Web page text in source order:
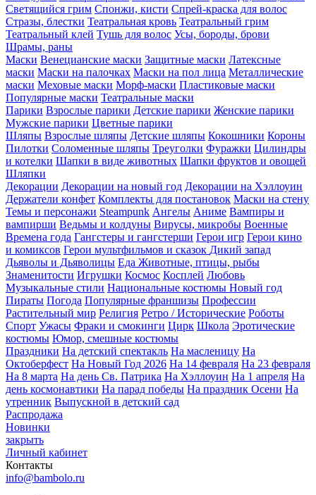
Светящийся грим Спонжи, кисти Спрей-краска для волос
Стразы, блестки Театральная кровь Театральный грим
Театральный клей Тушь для волос Усы, бороды, брови
Шрамы, раны
Маски Венецианские маски Защитные маски Латексные
маски Маски на палочках Маски на пол лица Металлические
маски Меховые маски Морф-маски Пластиковые маски
Популярные маски Театральные маски
Парики Взрослые парики Детские парики Женские парики
Мужские парики Цветные парики
Шляпы Взрослые шляпы Детские шляпы Кокошники Короны
Пилотки Соломенные шляпы Треуголки Фуражки Цилиндры
и котелки Шапки в виде животных Шапки фруктов и овощей
Шляпки
Декорации Декорации на новый год Декорации на Хэллоуин
Держатели конфет Комплекты для постановок Маски на стену
Темы и персонажи Steampunk Ангелы Аниме Вампиры и
вампирши Ведьмы и колдуны Вирусы, микробы Военные
Времена года Гангстеры и гангстерши Герои игр Герои кино
и комиксов Герои мультфильмов и сказок Дикий запад
Дьяволы и Дьяволицы Еда Животные, птицы, рыбы
Знаменитости Игрушки Космос Косплей Любовь
Музыкальные стили Национальные костюмы Новый год
Пираты Погода Популярные франшизы Профессии
Растительный мир Религия Ретро / Исторические Роботы
Спорт Ужасы Фраки и смокинги Цирк Школа Эротические
костюмы Юмор, смешные костюмы
Праздники На детский спектакль На масленицу На
Октоберфест На Новый Год 2026 На 14 февраля На 23 февраля
На 8 марта На день Св. Патрика На Хэллоуин На 1 апреля На
день космонавтики На парад победы На праздник Осени На
утренник Выпускной в детский сад
Распродажа
Новинки
закрыть
Личный кабинет
Контакты
info@bambolo.ru